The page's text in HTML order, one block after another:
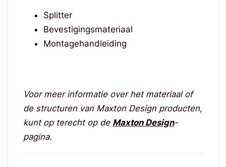
Splitter
Bevestigingsmateriaal
Montagehandleiding
Voor meer informatie over het materiaal of
de structuren van Maxton Design producten,
kunt op terecht op de Maxton Design-
pagina.